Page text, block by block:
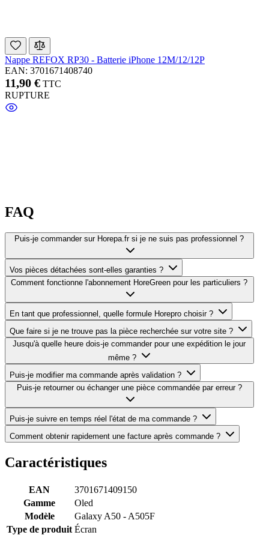
Nappe REFOX RP30 - Batterie iPhone 12M/12/12P
EAN: 3701671408740
11,90 € TTC
RUPTURE
FAQ
Puis-je commander sur Horepa.fr si je ne suis pas professionnel ?
Vos pièces détachées sont-elles garanties ?
Comment fonctionne l'abonnement HoreGreen pour les particuliers ?
En tant que professionnel, quelle formule Horepro choisir ?
Que faire si je ne trouve pas la pièce recherchée sur votre site ?
Jusqu'à quelle heure dois-je commander pour une expédition le jour
même ?
Puis-je modifier ma commande après validation ?
Puis-je retourner ou échanger une pièce commandée par erreur ?
Puis-je suivre en temps réel l'état de ma commande ?
Comment obtenir rapidement une facture après commande ?
Caractéristiques
EAN
3701671409150
Gamme
Oled
Modèle
Galaxy A50 - A505F
Type de produit Écran